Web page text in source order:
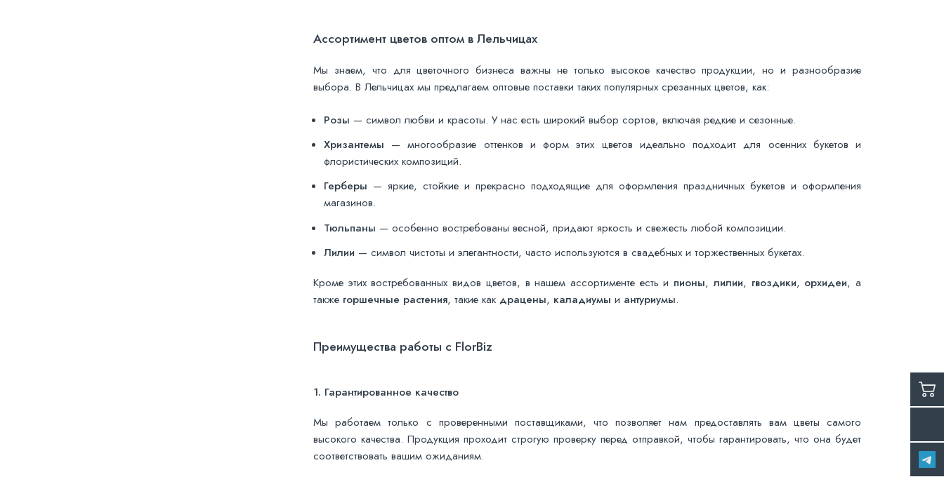
Ассортимент цветов оптом в Лельчицах
Мы знаем, что для цветочного бизнеса важны не только высокое качество продукции, но и разнообразие
выбора. В Лельчицах мы предлагаем оптовые поставки таких популярных срезанных цветов, как:
Розы — символ любви и красоты. У нас есть широкий выбор сортов, включая редкие и сезонные.
Хризантемы — многообразие оттенков и форм этих цветов идеально подходит для осенних букетов и
флористических композиций.
Герберы — яркие, стойкие и прекрасно подходящие для оформления праздничных букетов и оформления
магазинов.
Тюльпаны — особенно востребованы весной, придают яркость и свежесть любой композиции.
Лилии — символ чистоты и элегантности, часто используются в свадебных и торжественных букетах.
Кроме этих востребованных видов цветов, в нашем ассортименте есть и пионы, лилии, гвоздики, орхидеи, а
также горшечные растения, такие как драцены, каладиумы и антуриумы.
Преимущества работы с FlorBiz
1. Гарантированное качество
Мы работаем только с проверенными поставщиками, что позволяет нам предоставлять вам цветы самого
высокого качества. Продукция проходит строгую проверку перед отправкой, чтобы гарантировать, что она будет
соответствовать вашим ожиданиям.